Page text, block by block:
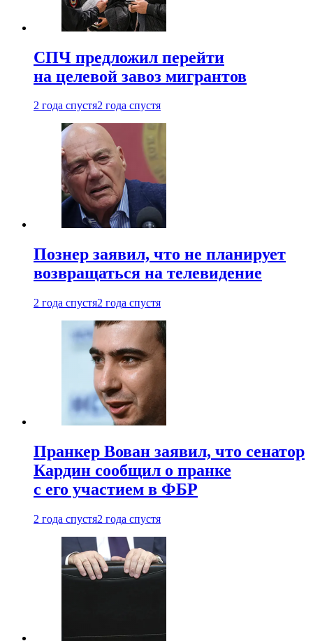
СПЧ предложил перейти
на целевой завоз мигрантов
2 года спустя2 года спустя
Познер заявил, что не планирует
возвращаться на телевидение
2 года спустя2 года спустя
Пранкер Вован заявил, что сенатор
Кардин сообщил о пранке
с его участием в ФБР
2 года спустя2 года спустя